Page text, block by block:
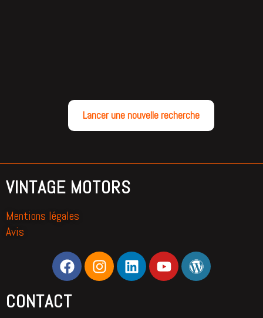
Lancer une nouvelle recherche
VINTAGE MOTORS
Mentions légales
Avis
CONTACT